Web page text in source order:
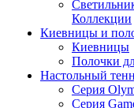
Коллекции
Киевницы и
Киевницы
Полочки
Настольный
Серия
Серия